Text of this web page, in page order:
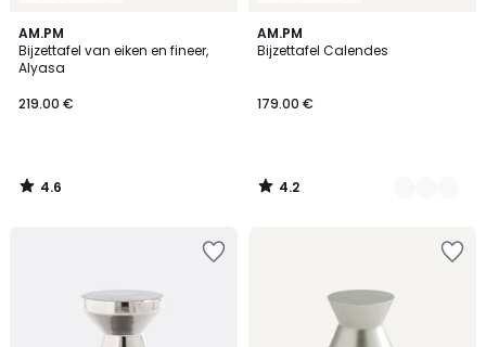
AM.PM
Bijzettafel van eiken en fineer,
Alyasa
219.00 €
4.6
/ 5
4.6
/
AM.PM
Bijzettafel Calendes
179.00 €
4.2
/ 5
4
Kleuren
4.2
/